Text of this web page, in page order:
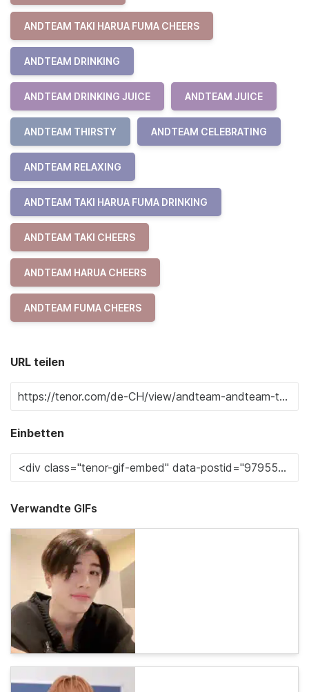
ANDTEAM TAKI HARUA FUMA CHEERS
ANDTEAM DRINKING
ANDTEAM DRINKING JUICE ANDTEAM JUICE
ANDTEAM THIRSTY ANDTEAM CELEBRATING
ANDTEAM RELAXING
ANDTEAM TAKI HARUA FUMA DRINKING
ANDTEAM TAKI CHEERS
ANDTEAM HARUA CHEERS
ANDTEAM FUMA CHEERS
URL teilen
Einbetten
Verwandte GIFs